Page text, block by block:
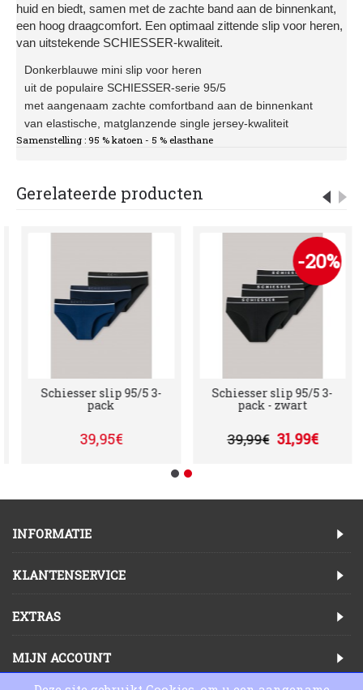
huid en biedt, samen met de zachte band aan de binnenkant,
een hoog draagcomfort. Een optimaal zittende slip voor heren,
van uitstekende SCHIESSER-kwaliteit.
Donkerblauwe mini slip voor heren
uit de populaire SCHIESSER-serie 95/5
met aangenaam zachte comfortband aan de binnenkant
van elastische, matglanzende single jersey-kwaliteit
Samenstelling : 95 % katoen - 5 % elasthane
Gerelateerde producten
Schiesser slip 95/5 3-
pack
39,95€
-20%
Schiesser slip 95/5 3-
pack - zwart
39,99€ 31,99€
INFORMATIE
KLANTENSERVICE
EXTRAS
MIJN ACCOUNT